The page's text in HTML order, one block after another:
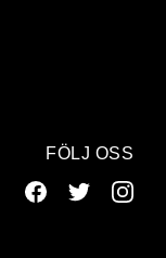
FÖLJ OSS